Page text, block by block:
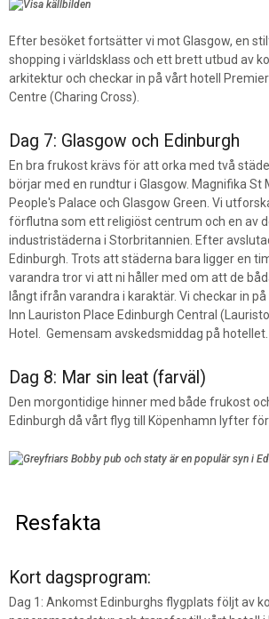
Efter besöket fortsätter vi mot Glasgow, en
shopping i världsklass och ett brett utbud av
arkitektur och checkar in på vårt hotell
Centre (Charing Cross).
Dag 7: Glasgow och Edinburgh
En bra frukost krävs för att orka med två
börjar med en rundtur i Glasgow. Magnifika St
People's Palace och Glasgow Green. Vi
förflutna som ett religiöst centrum och en av
industristäderna i Storbritannien. Efter
Edinburgh. Trots att städerna bara ligger en
varandra tror vi att ni håller med om att de
långt ifrån varandra i karaktär. Vi checkar in
Inn Lauriston Place Edinburgh Central
Hotel. Gemensam avskedsmiddag på hotellet.
Dag 8: Mar sin leat (farväl)
Den morgontidige hinner med både frukost
Edinburgh då vårt flyg till Köpenhamn lyfter
Resfakta
Kort dagsprogram:
Dag 1: Ankomst Edinburghs flygplats följt av